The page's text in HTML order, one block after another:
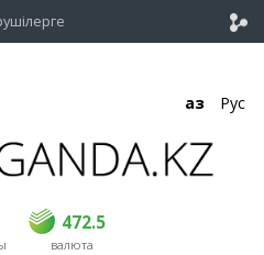
Қаз Рус
472.5
469 472.5
валюта